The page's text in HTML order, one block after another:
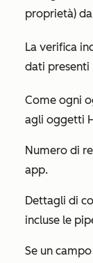
proprietà)
La verifica
dati presenti
Come ogni
agli oggetti
Numero di
app.
Dettagli di
incluse le
Se un